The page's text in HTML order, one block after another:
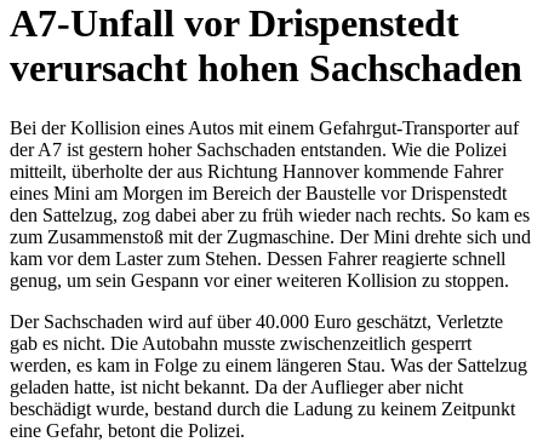
A7-Unfall vor Drispenstedt
verursacht hohen Sachschaden
Bei der Kollision eines Autos mit einem Gefahrgut-Transporter auf
der A7 ist gestern hoher Sachschaden entstanden. Wie die Polizei
mitteilt, überholte der aus Richtung Hannover kommende Fahrer
eines Mini am Morgen im Bereich der Baustelle vor Drispenstedt
den Sattelzug, zog dabei aber zu früh wieder nach rechts. So kam es
zum Zusammenstoß mit der Zugmaschine. Der Mini drehte sich und
kam vor dem Laster zum Stehen. Dessen Fahrer reagierte schnell
genug, um sein Gespann vor einer weiteren Kollision zu stoppen.
Der Sachschaden wird auf über 40.000 Euro geschätzt, Verletzte
gab es nicht. Die Autobahn musste zwischenzeitlich gesperrt
werden, es kam in Folge zu einem längeren Stau. Was der Sattelzug
geladen hatte, ist nicht bekannt. Da der Auflieger aber nicht
beschädigt wurde, bestand durch die Ladung zu keinem Zeitpunkt
eine Gefahr, betont die Polizei.